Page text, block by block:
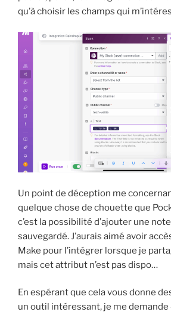
qu’à choisir les champs qui
Un point de déception me
quelque chose de chouette que
c’est la possibilité d’ajouter une
sauvegardé. J’aurais aimé avoir
Make pour l’intégrer lorsque je
mais cet attribut n’est pas dispo…
En espérant que cela vous donne
un outil intéressant, je me demande